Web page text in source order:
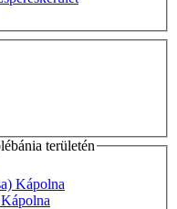
területén